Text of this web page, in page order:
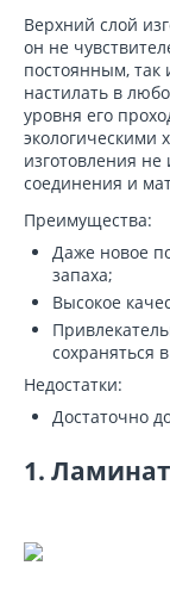
Верхний слой
он не
постоянным,
настилать в
уровня его
экологическими
изготовления
соединения и
Преимущества:
Даже новое
запаха;
Высокое
сохраняться
Недостатки:
Достаточно
1.